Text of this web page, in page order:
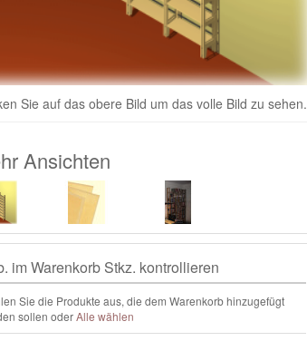
Sie auf das obere Bild um das volle Bild zu sehen.
Ansichten
im Warenkorb Stkz. kontrollieren
Sie die Produkte aus, die dem Warenkorb hinzugefügt
sollen oderAlle wählen